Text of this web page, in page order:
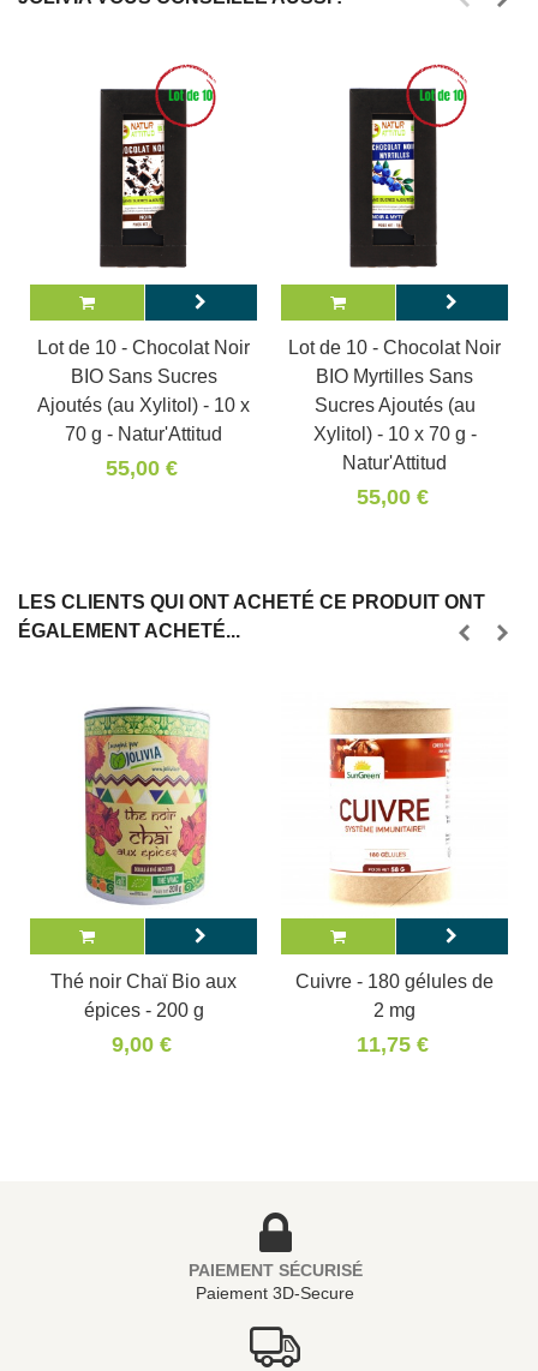
Lot de 10 - Chocolat Noir
BIO Sans Sucres
Ajoutés (au Xylitol) - 10 x
70 g - Natur'Attitud
55,00 €
Lot de 10 - Chocolat Noir
BIO Myrtilles Sans
Sucres Ajoutés (au
Xylitol) - 10 x 70 g -
Natur'Attitud
55,00 €
LES CLIENTS QUI ONT ACHETÉ CE PRODUIT ONT
ÉGALEMENT ACHETÉ...
Thé noir Chaï Bio aux
épices - 200 g
9,00 €
Cuivre - 180 gélules de
2 mg
11,75 €
PAIEMENT SÉCURISÉ
Paiement 3D-Secure